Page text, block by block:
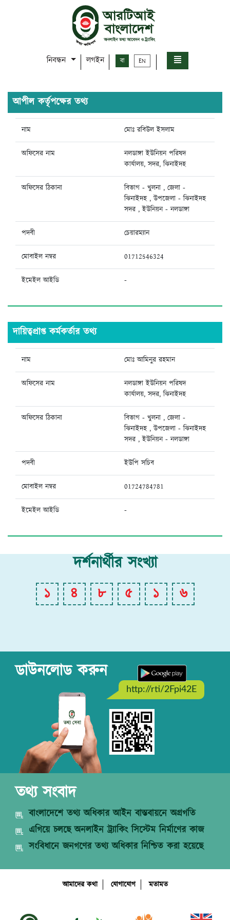
নিবন্ধন লগইন বা EN
আপীল কর্তৃপক্ষের তথ্য
নাম মোঃ রবিউল ইসলাম
অফিসের নাম
নলডাঙ্গা ইউনিয়ন পরিষদ
কার্যালয়, সদর, ঝিনাইদহ
অফিসের ঠিকানা
বিভাগ - খুলনা , জেলা -
ঝিনাইদহ , উপজেলা - ঝিনাইদহ
সদর , ইউনিয়ন - নলডাঙ্গা
পদবী চেয়ারম্যান
মোবাইল নম্বর 01712546324
ইমেইল আইডি -
দায়িত্বপ্রাপ্ত কর্মকর্তার তথ্য
নাম মোঃ আমিনুর রহমান
অফিসের নাম
নলডাঙ্গা ইউনিয়ন পরিষদ
কার্যালয়, সদর, ঝিনাইদহ
অফিসের ঠিকানা
বিভাগ - খুলনা , জেলা -
ঝিনাইদহ , উপজেলা - ঝিনাইদহ
সদর , ইউনিয়ন - নলডাঙ্গা
পদবী ইউপি সচিব
মোবাইল নম্বর 01724784781
ইমেইল আইডি -
দর্শনার্থীর সংখ্যা
১ ৪ ৮ ৫ ১ ৬
ডাউনলোড করুন
http://rti/2Fpi42E
তথ্য সংবাদ
বাংলাদেশে তথ্য অধিকার আইন বাস্তবায়নে অগ্রগতি
এগিয়ে চলছে অনলাইন ট্র্যাকিং সিস্টেম নির্মাণের কাজ
সংবিধানে জনগণের তথ্য অধিকার নিশ্চিত করা হয়েছে
আমাদের কথা যোগাযোগ মতামত